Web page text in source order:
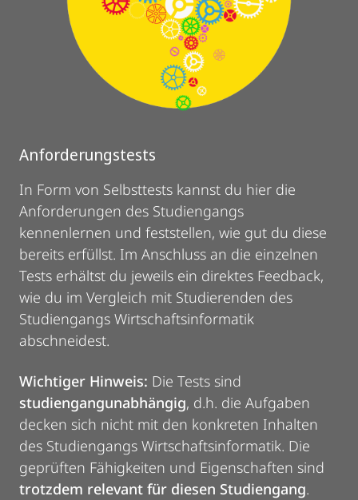
Anforderungstests
In Form von Selbsttests kannst du hier die
Anforderungen des Studiengangs
kennenlernen und feststellen, wie gut du diese
bereits erfüllst. Im Anschluss an die einzelnen
Tests erhältst du jeweils ein direktes Feedback,
wie du im Vergleich mit Studierenden des
Studiengangs Wirtschaftsinformatik
abschneidest.
Wichtiger Hinweis: Die Tests sind
studiengangunabhängig, d.h. die Aufgaben
decken sich nicht mit den konkreten Inhalten
des Studiengangs Wirtschaftsinformatik. Die
geprüften Fähigkeiten und Eigenschaften sind
trotzdem relevant für diesen Studiengang.